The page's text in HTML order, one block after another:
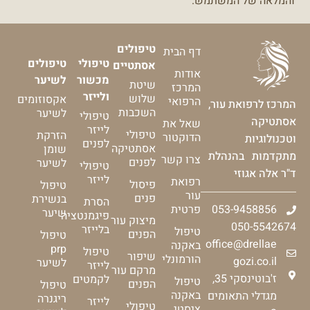
המרכז לרפואת עור,
אסתטיקה
וטכנולוגיות
מתקדמות בהנהלת
ד"ר אלה אגוזי
053-9458856
050-5542674
office@drellae
gozi.co.il
ז'בוטינסקי 35,
מגדלי התאומים
דף הבית
אודות
המרכז
הרפואי
שאל את
הדוקטור
צרו קשר
רפואת
עור
פרטית
טיפול
באקנה
הורמונלי
טיפול
באקנה
טיפולים
אסתטיים
שיטת
שלוש
השכבות
טיפולי
אסתטיקה
לפנים
פיסול
פנים
מיצוק עור
הפנים
שיפור
מרקם עור
הפנים
טיפולי
טיפולי
מכשור
ולייזר
טיפולי
לייזר
לפנים
טיפולי
לייזר
הסרת
פיגמנטציה
בלייזר
טיפול
לייזר
לקמטים
לייזר
טיפולים
לשיער
אקסוזומים
לשיער
הזרקת
שומן
לשיער
טיפול
בנשירת
שיער
טיפול
prp
לשיער
טיפול
ריגנרה